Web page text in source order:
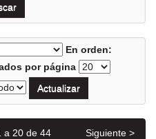
En orden:
por página
a 20 de 44 Siguiente >